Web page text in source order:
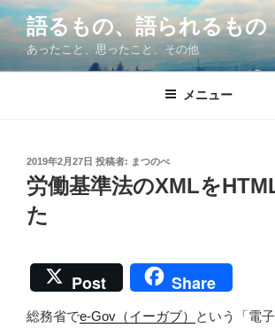
コ
ン
語るもの、語られるもの
あったこと、思ったこと、その他
メニュー
投
稿
日:
2019年2月27日 投稿者: まつのべ
労働基準法のXMLを
た
Post Share
総務省でe-Gov（イーガブ）
という「電